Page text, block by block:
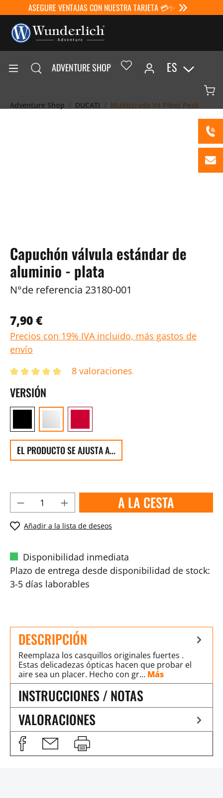
ASEGURE VENTAJAS CON NUESTRA TARJETA 💳✨
ADVENTURE SHOP ES
Adventure Shop DUCATI Multistrada V4 Pikes Peak
Capuchón válvula estándar de
aluminio - plata
N°de referencia 23180-001
7,90 €
Precios con 19% IVA incluido, más gastos de
envío
8 valoraciones
VERSIÓN
EL PRODUCTO SE AJUSTA A...
A LA CESTA
Añadir a la lista de deseos
Disponibilidad inmediata
Plazo de entrega desde disponibilidad de stock:
3-5 días laborables
DESCRIPCIÓN
Reemplaza los casquillos originales fuertes .
Estas delicadezas ópticas hacen que probar el
aire sea un placer. Hecho con gr… Más
INSTRUCCIONES / NOTAS
VALORACIONES